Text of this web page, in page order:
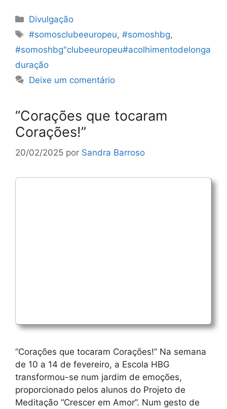
Categorias
Divulgação
Etiquetas
#somosclubeeuropeu,#somoshbg,
#somoshbg"clubeeuropeu#acolhimentodelonga
duração
Deixe um comentário
“Corações que tocaram
Corações!”
20/02/2025 por Sandra Barroso
“Corações que tocaram Corações!” Na semana
de 10 a 14 de fevereiro, a Escola HBG
transformou-se num jardim de emoções,
proporcionado pelos alunos do Projeto de
Meditação “Crescer em Amor”. Num gesto de